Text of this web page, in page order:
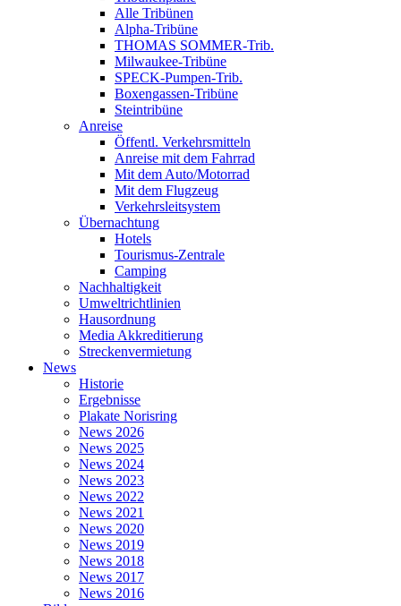
Alle Tribünen
Alpha-Tribüne
THOMAS SOMMER-Trib.
Milwaukee-Tribüne
SPECK-Pumpen-Trib.
Boxengassen-Tribüne
Steintribüne
Anreise
Öffentl. Verkehrsmitteln
Anreise mit dem Fahrrad
Mit dem Auto/Motorrad
Mit dem Flugzeug
Verkehrsleitsystem
Übernachtung
Hotels
Tourismus-Zentrale
Camping
Nachhaltigkeit
Umweltrichtlinien
Hausordnung
Media Akkreditierung
Streckenvermietung
News
Historie
Ergebnisse
Plakate Norisring
News 2026
News 2025
News 2024
News 2023
News 2022
News 2021
News 2020
News 2019
News 2018
News 2017
News 2016